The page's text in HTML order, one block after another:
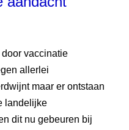
vaccinatie
allerlei
maar er ontstaan
landelijke
dit nu gebeuren bij